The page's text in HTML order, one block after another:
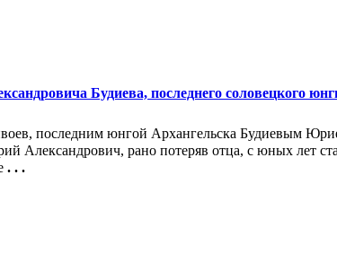
Будиева, последнего соловецкого
последним юнгой Архангельска Будиевым
Александрович, рано потеряв отца, с юных лет
. . .